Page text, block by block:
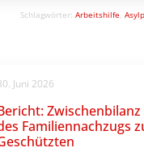
Beratungsstellen,
eingeschränkt;
Prozent sagen, eine
sei nicht
Schlagwörter: Arbeitshilfe,
Juni 2026
Familiennachzugs